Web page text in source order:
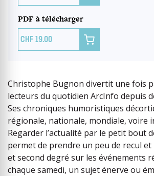
PDF à télécharger
19.00 
Christophe Bugnon divertit une fois
lecteurs du quotidien ArcInfo depuis
Ses chroniques humoristiques
régionale, nationale, mondiale, voire
Regarder l’actualité par le petit bout
permet de prendre un peu de recul
et second degré sur les événements
chaque samedi, un sujet énerve ou